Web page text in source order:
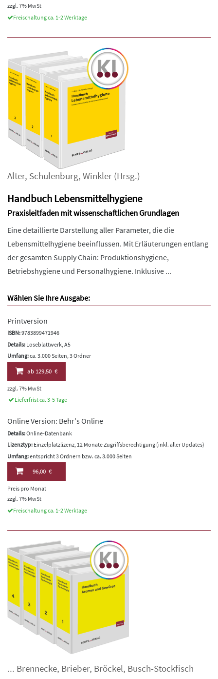
zzgl. 7% MwSt
Freischaltung ca. 1-2 Werktage
Alter, Schulenburg, Winkler (Hrsg.)
Handbuch Lebensmittelhygiene
Praxisleitfaden mit wissenschaftlichen Grundlagen
Eine detaillierte Darstellung aller Parameter, die die
Lebensmittelhygiene beeinflussen. Mit Erläuterungen entlang
der gesamten Supply Chain: Produktionshygiene,
Betriebshygiene und Personalhygiene. Inklusive ...
Wählen Sie Ihre Ausgabe:
Printversion
ISBN:9783899471946
Details: Loseblattwerk, A5
Umfang:ca. 3.000 Seiten, 3 Ordner
ab129,50 €
zzgl. 7% MwSt
Lieferfrist ca. 3-5 Tage
Online Version: Behr's Online
Details:Online-Datenbank
Lizenztyp: Einzelplatzlizenz, 12 Monate Zugriffsberechtigung (inkl. aller Updates)
Umfang:entspricht 3 Ordnern bzw. ca. 3.000 Seiten
96,00 €
Preis pro Monat
zzgl. 7% MwSt
Freischaltung ca. 1-2 Werktage
... Brennecke, Brieber, Bröckel, Busch-Stockfisch